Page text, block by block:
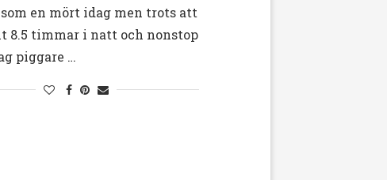
en mört idag men trots att
8.5 timmar i natt och nonstop
piggare …